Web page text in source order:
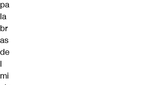
pa
la
br
as
de
l
mi